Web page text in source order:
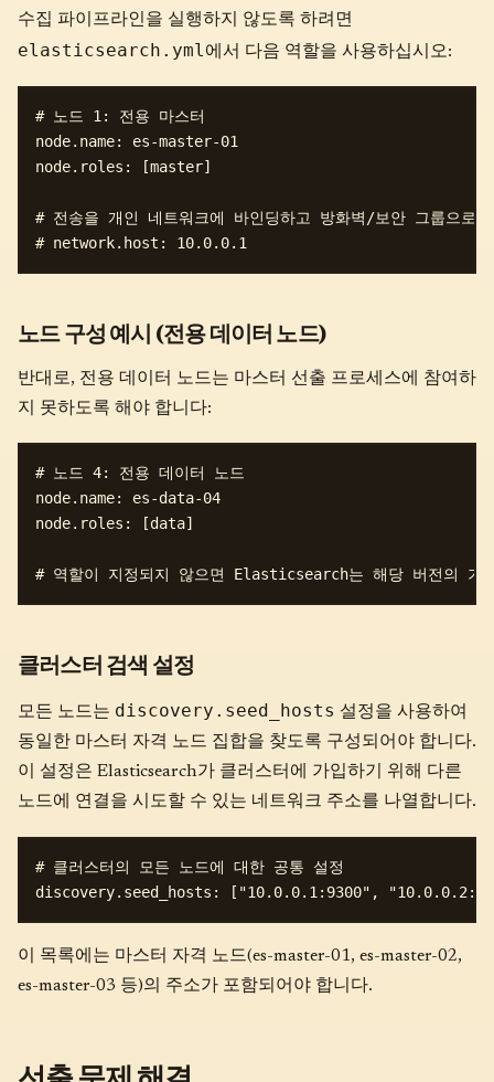
수집 파이프라인을 실행하지 않도록 하려면
elasticsearch.yml 에서 다음 역할을 사용하십시오:
# 노드 1: 전용 마스터
node.name: es-master-01
node.roles: [master]
# 전송을 개인 네트워크에 바인딩하고 방화벽/보안 그룹으로
노드 구성 예시 (전용 데이터 노드)
반대로, 전용 데이터 노드는 마스터 선출 프로세스에 참여하
지 못하도록 해야 합니다:
# 노드 4: 전용 데이터 노드
node.name: es-data-04
node.roles: [data]
클러스터 검색 설정
모든 노드는 discovery.seed_hosts 설정을 사용하여
동일한 마스터 자격 노드 집합을 찾도록 구성되어야 합니다.
이 설정은 Elasticsearch가 클러스터에 가입하기 위해 다른
노드에 연결을 시도할 수 있는 네트워크 주소를 나열합니다.
# 클러스터의 모든 노드에 대한 공통 설정
이 목록에는 마스터 자격 노드(es-master-01, es-master-02,
es-master-03 등)의 주소가 포함되어야 합니다.